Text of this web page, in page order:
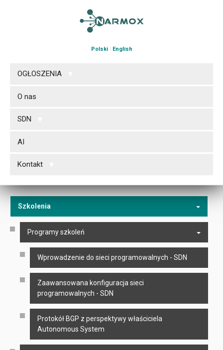
Polski| English
OGŁOSZENIA
O nas
SDN
AI
Kontakt
Szkolenia
Programy szkoleń
Wprowadzenie do sieci programowalnych - SDN
Zaawansowana konfiguracja sieci
programowalnych - SDN
Protokół BGP z perspektywy właściciela
Autonomous System